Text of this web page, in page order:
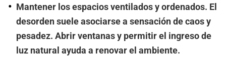
Mantener los espacios ventilados y ordenados. El
desorden suele asociarse a sensación de caos y
pesadez. Abrir ventanas y permitir el ingreso de
luz natural ayuda a renovar el ambiente.